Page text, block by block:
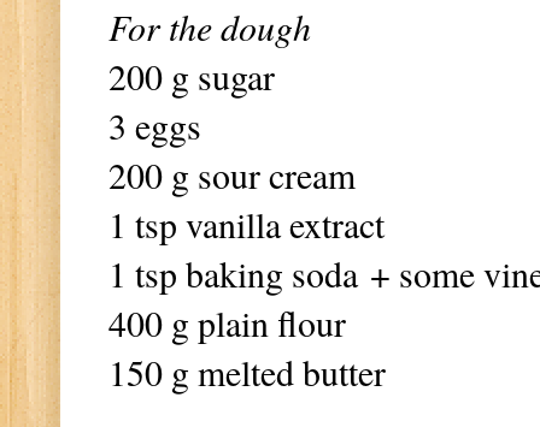
For the dough
200 g sugar
3 eggs
200 g sour cream
1 tsp vanilla extract
1 tsp baking soda + some
400 g plain flour
150 g melted butter